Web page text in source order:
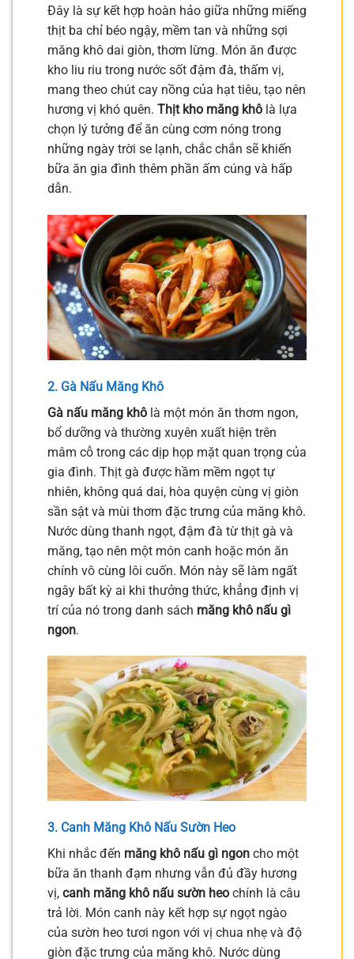
Đây là sự kết hợp hoàn hảo giữa những miếng
thịt ba chỉ béo ngậy, mềm tan và những sợi
măng khô dai giòn, thơm lừng. Món ăn được
kho liu riu trong nước sốt đậm đà, thấm vị,
mang theo chút cay nồng của hạt tiêu, tạo nên
hương vị khó quên. Thịt kho măng khô là lựa
chọn lý tưởng để ăn cùng cơm nóng trong
những ngày trời se lạnh, chắc chắn sẽ khiến
bữa ăn gia đình thêm phần ấm cúng và hấp
dẫn.
2. Gà Nấu Măng Khô
Gà nấu măng khô là một món ăn thơm ngon,
bổ dưỡng và thường xuyên xuất hiện trên
mâm cỗ trong các dịp họp mặt quan trọng của
gia đình. Thịt gà được hầm mềm ngọt tự
nhiên, không quá dai, hòa quyện cùng vị giòn
sần sật và mùi thơm đặc trưng của măng khô.
Nước dùng thanh ngọt, đậm đà từ thịt gà và
măng, tạo nên một món canh hoặc món ăn
chính vô cùng lôi cuốn. Món này sẽ làm ngất
ngây bất kỳ ai khi thưởng thức, khẳng định vị
trí của nó trong danh sách măng khô nấu gì
ngon.
3. Canh Măng Khô Nấu Sườn Heo
Khi nhắc đến măng khô nấu gì ngon cho một
bữa ăn thanh đạm nhưng vẫn đủ đầy hương
vị, canh măng khô nấu sườn heo chính là câu
trả lời. Món canh này kết hợp sự ngọt ngào
của sườn heo tươi ngon với vị chua nhẹ và độ
giòn đặc trưng của măng khô. Nước dùng